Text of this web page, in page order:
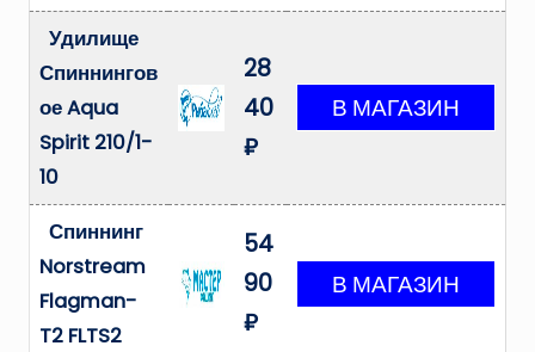
Удилище
Спиннингов
ое Aqua
Spirit 210/1-
10
28
40
₽
Спиннинг
Norstream
Flagman-
T2 FLTS2
54
90
₽